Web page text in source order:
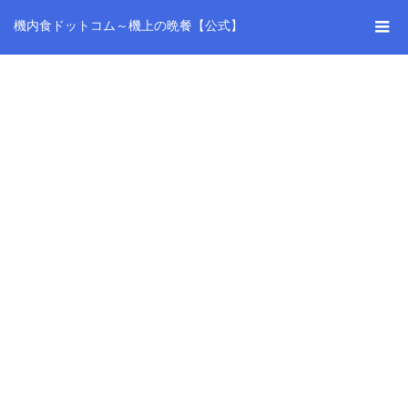
機内食ドットコム～機上の晩餐【公式】